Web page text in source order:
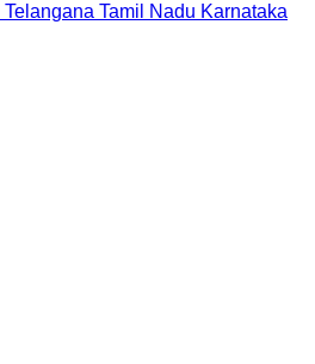
Telangana Tamil Nadu Karnataka